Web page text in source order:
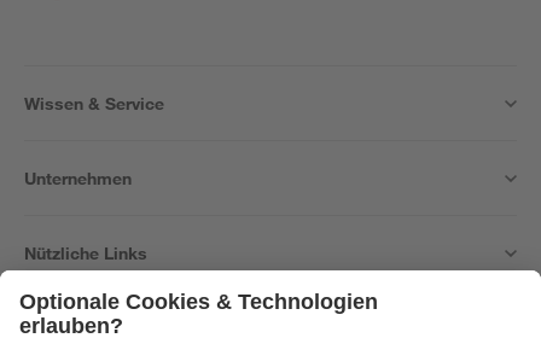
Wissen & Service
Unternehmen
Nützliche Links